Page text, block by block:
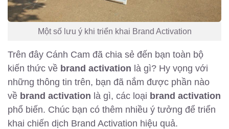
Một số lưu ý khi triển khai Brand Activation
Trên đây Cánh Cam đã chia sẻ đến bạn toàn bộ
kiến thức về brand activation là gì? Hy vọng với
những thông tin trên, bạn đã nắm được phần nào
về brand activation là gì, các loại brand activation
phổ biến. Chúc bạn có thêm nhiều ý tưởng để triển
khai chiến dịch Brand Activation hiệu quả.